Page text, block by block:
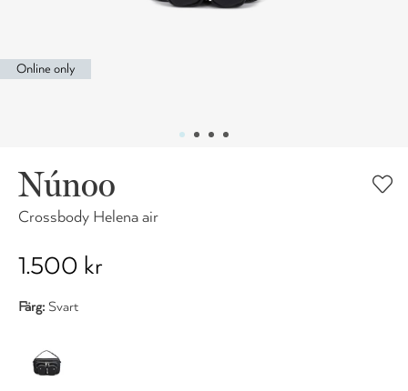
Online only
Núnoo
Crossbody Helena air
1.500 kr
Färg: Svart